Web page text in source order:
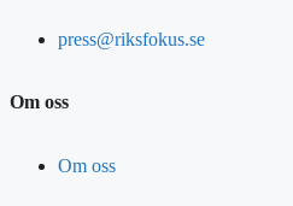
press@riksfokus.se
Om oss
Om oss